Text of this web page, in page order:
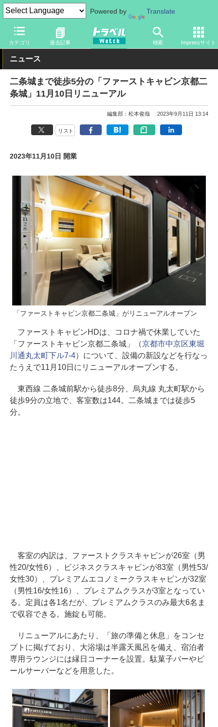
Powered by Translate
カテゴリ 過去記事 検索 Impressサイト
トラベル Watch 地域 国内旅行 京都・大阪
ニュース
二条城まで徒歩5分の「ファーストキャビン京都二
条城」11月10日リニューアル
編集部：松本俊哉 2023年9月11日 13:14
リスト
2023年11月10日 開業
「ファーストキャビン京都二条城」がリニューアルオープン
ファーストキャビンHDは、コロナ禍で休業していた
「ファーストキャビン京都二条城」（京都市中京区東堀
川通丸太町下ル7-4）について、設備の新設などを行なっ
たうえで11月10日にリニューアルオープンする。
東西線 二条城前駅から徒歩8分、烏丸線 丸太町駅から
徒歩9分の立地で、客室数は144。二条城までは徒歩5
分。
客室の内訳は、ファーストクラスキャビンが26室（男
性20/女性6）、ビジネスクラスキャビンが83室（男性53/
女性30）、プレミアムエコノミークラスキャビンが32室
（男性16/女性16）、プレミアムクラスが3室となってい
る。定員は各1名だが、プレミアムクラスのみ最大6名ま
で収容できる。施錠も可能。
リニューアルにあたり、「旅の準備と休息」をコンセ
プトに掲げており、大浴場は半露天風呂を備え、宿泊者
専用ラウンジには縁日コーナーを設置。駄菓子バーやビ
ールサーバーなどを用意した。